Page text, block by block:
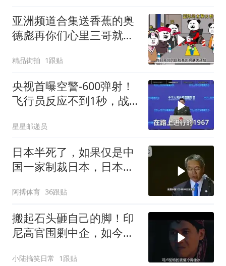
亚洲频道合集送香蕉的奥
德彪再你们心里三哥就是
精品街拍 1跟贴
央视首曝空警-600弹射！
飞行员反应不到1秒，战
星星邮递员
日本半死了，如果仅是中
国一家制裁日本，日本可
阿搏体育 36跟贴
搬起石头砸自己的脚！印
尼高官围剿中企，如今烂
小陆搞笑日常 1跟贴